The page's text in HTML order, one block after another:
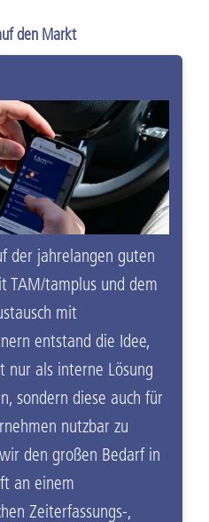
den Markt
der jahrelangen guten
TAM/tamplus und dem
mit
entstand die Idee,
nur als interne Lösung
sondern diese auch für
nutzbar zu
den großen Bedarf in
an einem
Zeiterfassungs-,